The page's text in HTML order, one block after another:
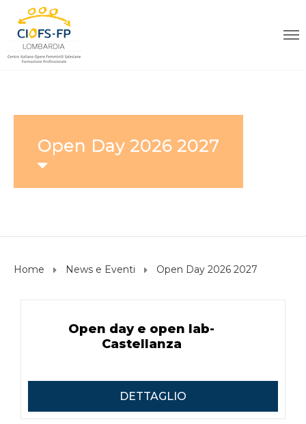
Open Day 2026 2027
Home News e Eventi Open Day 2026 2027
Open day e open lab-
Castellanza​
DETTAGLIO